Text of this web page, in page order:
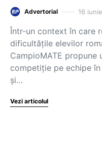
Advertorial 16
Într-un context în care
dificultățile elevilor
CampioMATE
competiție pe echipe
și…
Vezi articolul